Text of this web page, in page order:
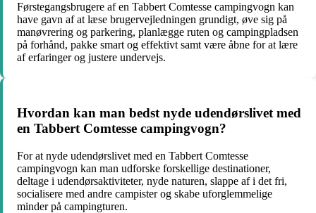
Førstegangsbrugere af en Tabbert Comtesse campingvogn kan
have gavn af at læse brugervejledningen grundigt, øve sig på
manøvrering og parkering, planlægge ruten og campingpladsen
på forhånd, pakke smart og effektivt samt være åbne for at lære
af erfaringer og justere undervejs.
Hvordan kan man bedst nyde udendørslivet med
en Tabbert Comtesse campingvogn?
For at nyde udendørslivet med en Tabbert Comtesse
campingvogn kan man udforske forskellige destinationer,
deltage i udendørsaktiviteter, nyde naturen, slappe af i det fri,
socialisere med andre campister og skabe uforglemmelige
minder på campingturen.